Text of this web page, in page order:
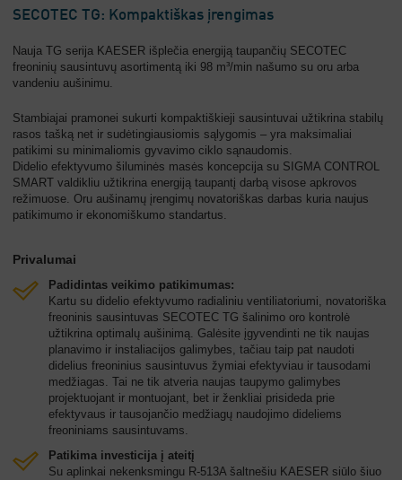
SECOTEC TG: Kompaktiškas įrengimas
Nauja TG serija KAESER išplečia energiją taupančių SECOTEC
freoninių sausintuvų asortimentą iki 98 m³/min našumo su oru arba
vandeniu aušinimu.
Stambiajai pramonei sukurti kompaktiškieji sausintuvai užtikrina stabilų
rasos tašką net ir sudėtingiausiomis sąlygomis – yra maksimaliai
patikimi su minimaliomis gyvavimo ciklo sąnaudomis.
Didelio efektyvumo šiluminės masės koncepcija su SIGMA CONTROL
SMART valdikliu užtikrina energiją taupantį darbą visose apkrovos
režimuose. Oru aušinamų įrengimų novatoriškas darbas kuria naujus
patikimumo ir ekonomiškumo standartus.
Privalumai
Padidintas veikimo patikimumas:
Kartu su didelio efektyvumo radialiniu ventiliatoriumi, novatoriška
freoninis sausintuvas SECOTEC TG šalinimo oro kontrolė
užtikrina optimalų aušinimą. Galėsite įgyvendinti ne tik naujas
planavimo ir instaliacijos galimybes, tačiau taip pat naudoti
didelius freoninius sausintuvus žymiai efektyviau ir tausodami
medžiagas. Tai ne tik atveria naujas taupymo galimybes
projektuojant ir montuojant, bet ir ženkliai prisideda prie
efektyvaus ir tausojančio medžiagų naudojimo dideliems
freoniniams sausintuvams.
Patikima investicija į ateitį
Su aplinkai nekenksmingu R-513A šaltnešiu KAESER siūlo šiuo